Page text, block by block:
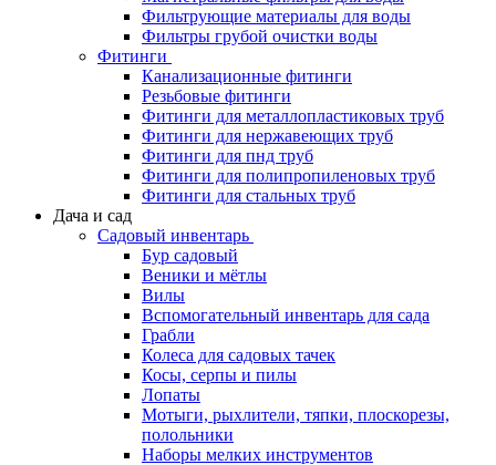
Фильтрующие материалы для воды
Фильтры грубой очистки воды
Фитинги
Канализационные фитинги
Резьбовые фитинги
Фитинги для металлопластиковых труб
Фитинги для нержавеющих труб
Фитинги для пнд труб
Фитинги для полипропиленовых труб
Фитинги для стальных труб
Дача и сад
Садовый инвентарь
Бур садовый
Веники и мётлы
Вилы
Вспомогательный инвентарь для сада
Грабли
Колеса для садовых тачек
Косы, серпы и пилы
Лопаты
Мотыги, рыхлители, тяпки, плоскорезы,
полольники
Наборы мелких инструментов